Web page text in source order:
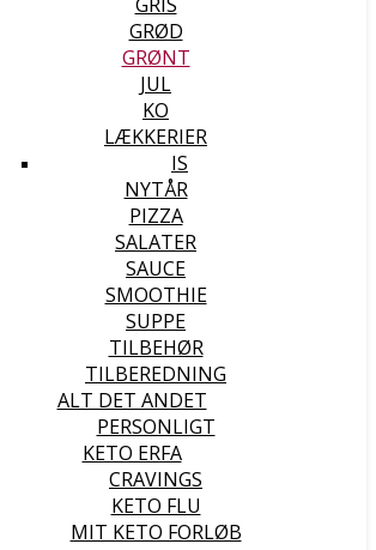
GRØD
GRØNT
JUL
KO
LÆKKERIER
IS
NYTÅR
PIZZA
SALATER
SAUCE
SMOOTHIE
SUPPE
TILBEHØR
TILBEREDNING
ALT DET ANDET
PERSONLIGT
KETO ERFA
CRAVINGS
KETO FLU
MIT KETO FORLØB